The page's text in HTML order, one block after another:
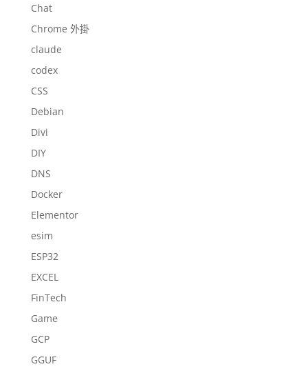
Chat
Chrome 外掛
claude
codex
CSS
Debian
Divi
DIY
DNS
Docker
Elementor
esim
ESP32
EXCEL
FinTech
Game
GCP
GGUF